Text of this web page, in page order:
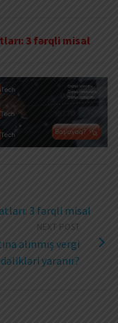
3 fərqli misal
3 fərqli misal
NEXT POST
alınmış vergi
yaranır?